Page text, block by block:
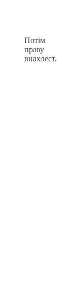
Потім
праву
внахлест.